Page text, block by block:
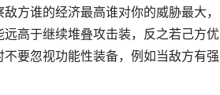
方谁的经济最高谁对你的威胁最大，
高于继续堆叠攻击装，反之若己方优
要忽视功能性装备，例如当敌方有强